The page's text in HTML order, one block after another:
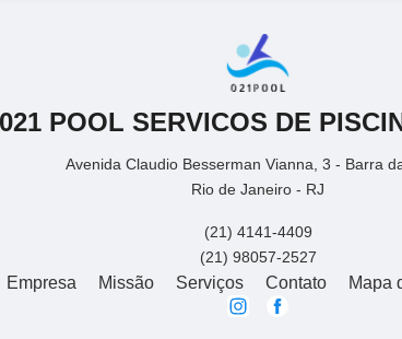
021 POOL SERVICOS DE
Avenida Claudio Besserman Vianna, 3 - Barra
Rio de Janeiro - RJ
(21) 4141-4409
(21) 98057-2527
Empresa Missão Serviços Contato Mapa